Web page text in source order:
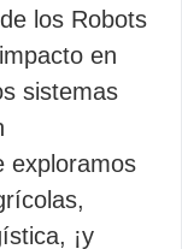
los Robots
en
sistemas
exploramos
¡y